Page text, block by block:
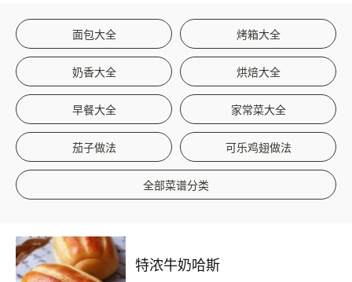
面包大全 烤箱大全
奶香大全 烘焙大全
早餐大全 家常菜大全
茄子做法 可乐鸡翅做法
全部菜谱分类
特浓牛奶哈斯